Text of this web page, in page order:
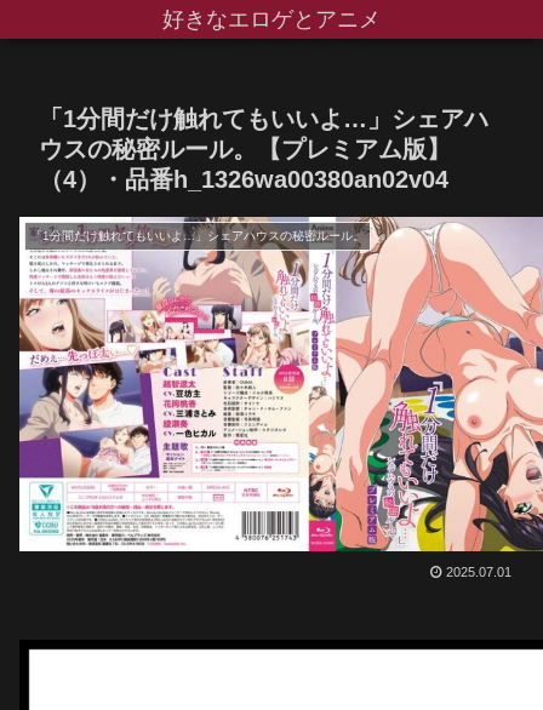
好きなエロゲとアニメ
「1分間だけ触れてもいいよ…」シェアハ
ウスの秘密ルール。【プレミアム版】
（4）・品番h_1326wa00380an02v04
「1分間だけ触れてもいいよ…」シェアハウスの秘密ルール。
2025.07.01